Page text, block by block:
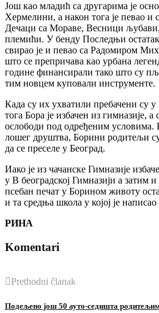
Још као младић са другарима је
Хермелини, а након тога је певао и
Дечаци са Мораве, Весници
племићи. У бенду Последњи
свирао је и певао са Радомиром
што се препричава као урбана
године финансирали тако што су
тим новцем куповали инструменте.
Када су их ухватили пребачени су
тога Бора је избачен из гимназије, а
ослободи под одређеним условима.
лошег друштва, Борини родитељи
да се преселе у Београд.
Иако је из чачанске Гимназије
у В београдској Гимназији а затим
псебан печат у Борином животу
и та средња школа у којој је
РИНА
Komentari
Prethodni članak
Подељено још 50 ауто-седишта